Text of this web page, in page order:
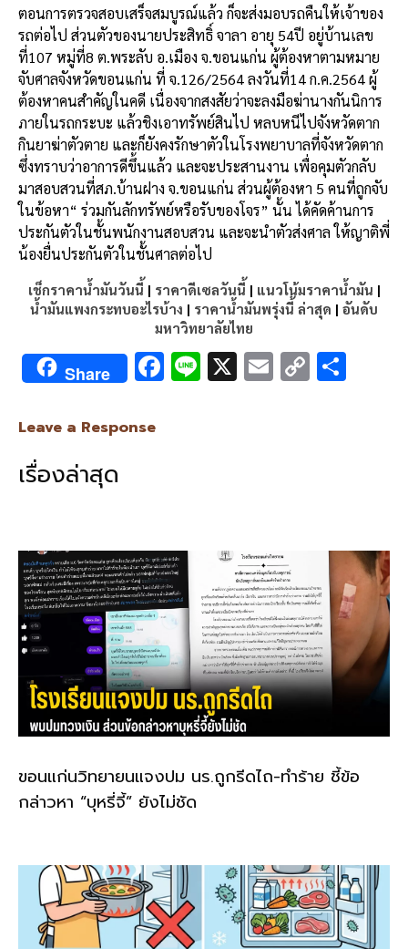
ตอนการตรวจสอบเสร็จสมบูรณ์แล้ว ก็จะส่งมอบรถคืนให้เจ้าของ
รถต่อไป ส่วนตัวของนายประสิทธิ์ จาลา อายุ 54ปี อยู่บ้านเลข
ที่107 หมู่ที่8 ต.พระลับ อ.เมือง จ.ขอนแก่น ผู้ต้องหาตามหมาย
จับศาลจังหวัดขอนแก่น ที่ จ.126/2564 ลงวันที่14 ก.ค.2564 ผู้
ต้องหาคนสำคัญในคดี เนื่องจากสงสัยว่าจะลงมือฆ่านางกันนิการ
ภายในรถกระบะ แล้วชิงเอาทรัพย์สินไป หลบหนีไปจังหวัดตาก
กินยาฆ่าตัวตาย และก็ยังคงรักษาตัวในโรงพยาบาลที่จังหวัดตาก
ซึ่งทราบว่าอาการดีขึ้นแล้ว และจะประสานงาน เพื่อคุมตัวกลับ
มาสอบสวนที่สภ.บ้านฝาง จ.ขอนแก่น ส่วนผู้ต้องหา 5 คนที่ถูกจับ
ในข้อหา“ ร่วมกันลักทรัพย์หรือรับของโจร” นั้น ได้คัดค้านการ
ประกันตัวในชั้นพนักงานสอบสวน และจะนำตัวส่งศาล ให้ญาติพี่
น้องยื่นประกันตัวในชั้นศาลต่อไป
เช็กราคาน้ำมันวันนี้ | ราคาดีเซลวันนี้ | แนวโน้มราคาน้ำมัน |
น้ำมันแพงกระทบอะไรบ้าง | ราคาน้ำมันพรุ่งนี้ ล่าสุด | อันดับ
มหาวิทยาลัยไทย
Share F
k
Li X E C
Leave a Response
เรื่องล่าสุด
ขอนแก่นวิทยายนแจงปม นร.ถูกรีดไถ-ทำร้าย ชี้ข้อ
กล่าวหา “บุหรี่จี้” ยังไม่ชัด